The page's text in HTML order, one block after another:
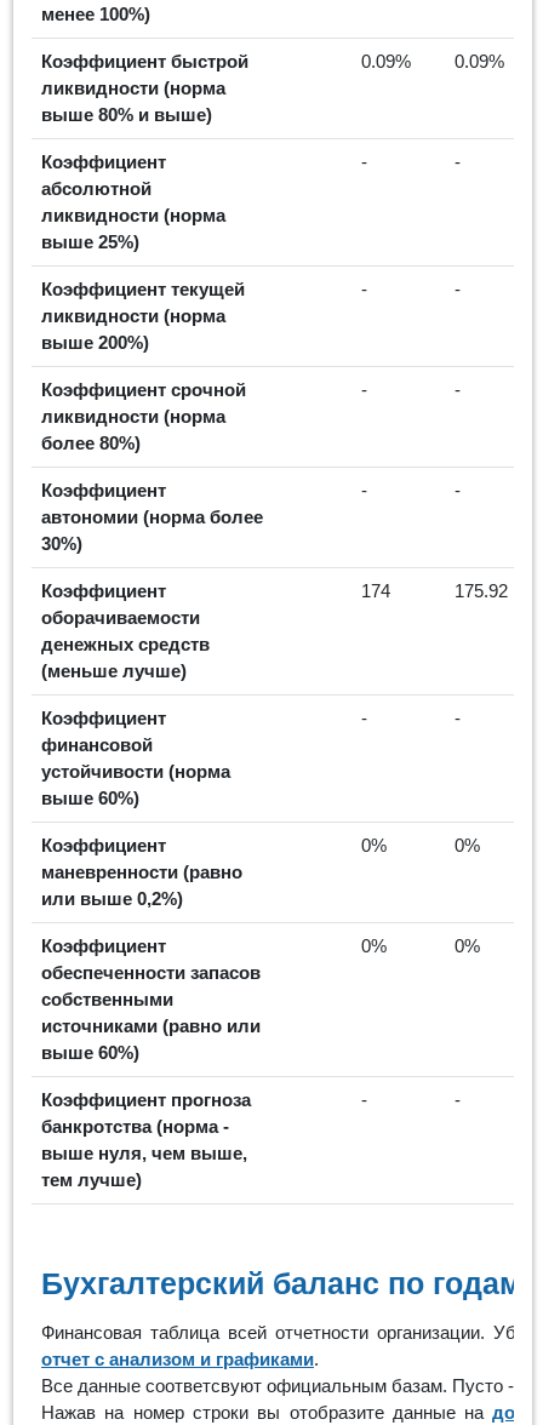
менее 100%)
Коэффициент быстрой
ликвидности (норма
выше 80% и выше)
0.09% 0.09%
Коэффициент
абсолютной
ликвидности (норма
выше 25%)
- -
Коэффициент текущей
ликвидности (норма
выше 200%)
- -
Коэффициент срочной
ликвидности (норма
более 80%)
- -
Коэффициент
автономии (норма более
30%)
- -
Коэффициент
оборачиваемости
денежных средств
(меньше лучше)
174 175.92
Коэффициент
финансовой
устойчивости (норма
выше 60%)
- -
Коэффициент
маневренности (равно
или выше 0,2%)
0% 0%
Коэффициент
обеспеченности запасов
собственными
источниками (равно или
выше 60%)
0% 0%
Коэффициент прогноза
банкротства (норма -
выше нуля, чем выше,
тем лучше)
- -
Бухгалтерский баланс по годам
Финансовая таблица всей отчетности организации.
отчет с анализом и графиками.
Все данные соответсвуют официальным базам. Пусто -
Нажав на номер строки вы отобразите данные на